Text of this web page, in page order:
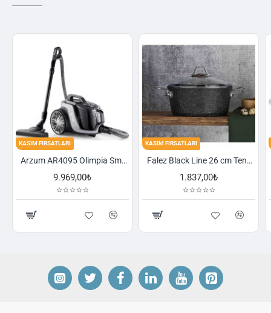
Arzum AR4095 Olimpia Smart Cyclone Filtreli Süpürge - Füme
KASIM FIRSATLARI
Falez Black Line 26 cm Tencere
KASIM